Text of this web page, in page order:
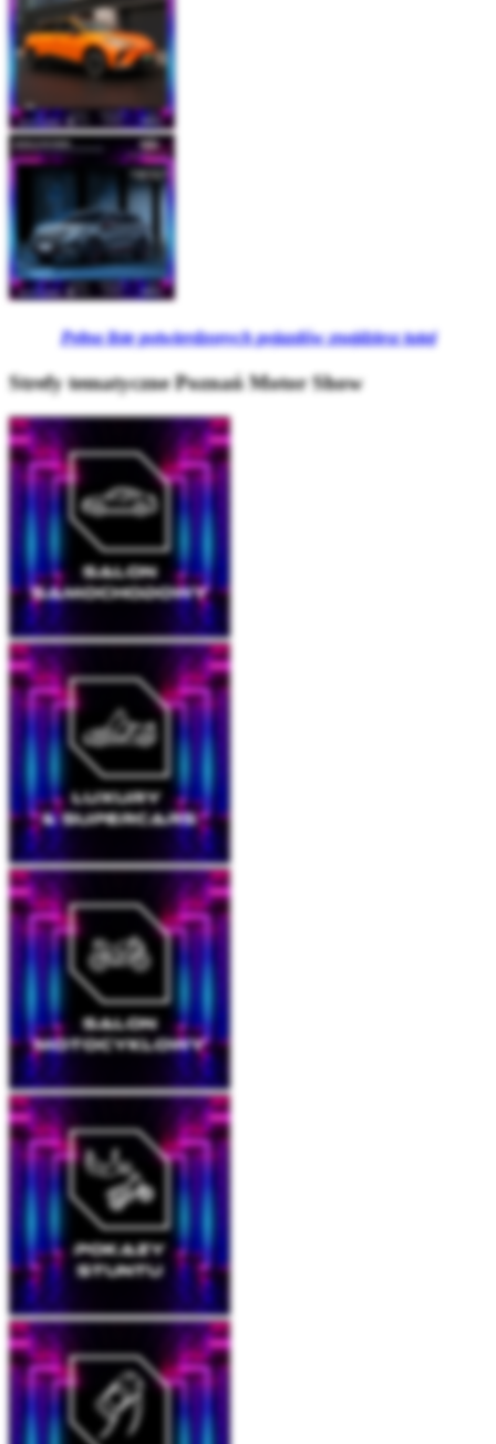
Pełną listę potwierdzonych pojazdów znajdziesz tutaj
Strefy tematyczne Poznań Motor Show